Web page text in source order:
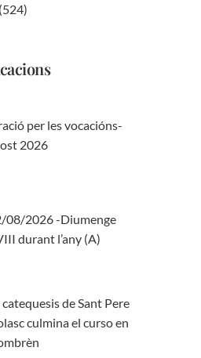
(524)
per les vocacións-
2026
08/2026 -Diumenge
durant l’any (A)
catequesis de Sant Pere
culmina el curso en